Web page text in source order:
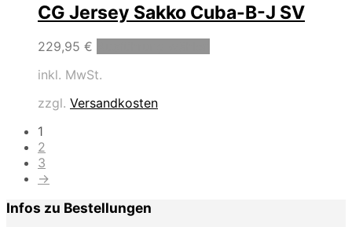
CG Jersey Sakko Cuba-B-J SV
229,95 €
inkl. MwSt.
zzgl. Versandkosten
1
2
3
→
Infos zu Bestellungen